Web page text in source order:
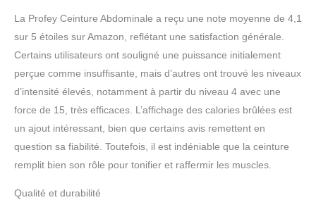
mais aussi d'un appareil de massage hautement
recommandé 【Ceinture Abdominale
Electrostimulation De Haute Qualité】La
entraînement abdominal EMS de 118 cm de
long convient à toutes les morphologies et
permet de s'entraîner de manière dissimulée,
même lorsqu'elle est portée sous les vêtements.
electrostimulateur musculaire fixée à l'aide d'une
bande velcro pour éviter qu'elle ne glisse.
Matériau Acrylique amélioré, doux et
confortable, résistant à la saleté et à l'eau,
n'étrangle pas le corps. Convient aux femmes
La Profey Ceinture Abdominale a reçu une note moyenne de 4,1
sur 5 étoiles sur Amazon, reflétant une satisfaction générale.
Certains utilisateurs ont souligné une puissance initialement
perçue comme insuffisante, mais d’autres ont trouvé les niveaux
d’intensité élevés, notamment à partir du niveau 4 avec une
force de 15, très efficaces. L’affichage des calories brûlées est
un ajout intéressant, bien que certains avis remettent en
question sa fiabilité. Toutefois, il est indéniable que la ceinture
remplit bien son rôle pour tonifier et raffermir les muscles.
Qualité et durabilité